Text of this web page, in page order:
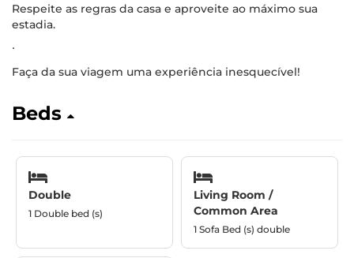
Respeite as regras da casa e aproveite ao máximo sua
estadia.
∙
Faça da sua viagem uma experiência inesquecível!
Beds
Double
1 Double bed (s)
Living Room /
Common Area
1 Sofa Bed (s) double